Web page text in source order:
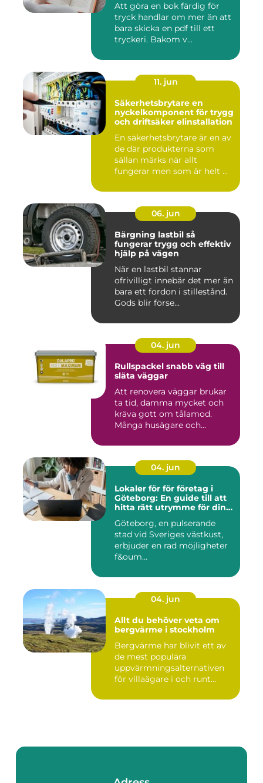
Att göra en bok färdig för
tryck handlar om mer än att
bara skicka en pdf till ett
tryckeri. Bakom v...
11. jun
Säkerhetsbrytare en
nyckelkomponent för trygg
och driftsäker elinstallation
En säkerhetsbrytare är en av
de där produkterna som
sällan märks när allt
fungerar men som är helt ...
06. jun
Bärgning lastbil så
fungerar trygg och effektiv
hjälp på vägen
När en lastbil stannar
ofrivilligt innebär det mer än
bara ett fordon i stillestånd.
Gods blir förse...
04. jun
Rullspackel snabb väg till
släta väggar
Att renovera väggar brukar
ta tid, damma mycket och
kräva gott om tålamod.
Många husägare och
04. jun
Lokaler för för företag i
Göteborg: En guide till att
hitta rätt utrymme för din
Göteborg, en pulserande
stad vid Sveriges västkust,
erbjuder en rad möjligheter
f&oum...
04. jun
Allt du behöver veta om
bergvärme i stockholm
Bergvärme har blivit ett av
de mest populära
uppvärmningsalternativen
för villaägare i och runt